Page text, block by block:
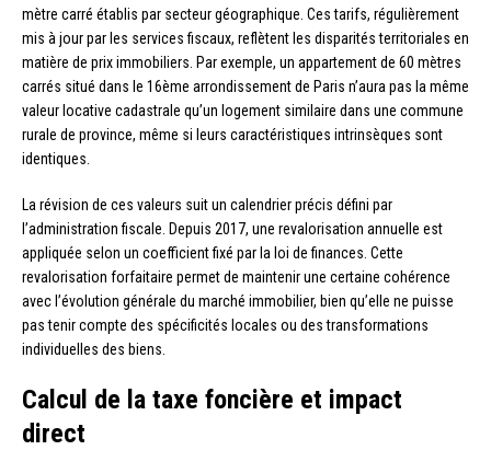
mètre carré établis par secteur géographique. Ces tarifs, régulièrement
mis à jour par les services fiscaux, reflètent les disparités territoriales en
matière de prix immobiliers. Par exemple, un appartement de 60 mètres
carrés situé dans le 16ème arrondissement de Paris n’aura pas la même
valeur locative cadastrale qu’un logement similaire dans une commune
rurale de province, même si leurs caractéristiques intrinsèques sont
identiques.
La révision de ces valeurs suit un calendrier précis défini par
l’administration fiscale. Depuis 2017, une revalorisation annuelle est
appliquée selon un coefficient fixé par la loi de finances. Cette
revalorisation forfaitaire permet de maintenir une certaine cohérence
avec l’évolution générale du marché immobilier, bien qu’elle ne puisse
pas tenir compte des spécificités locales ou des transformations
individuelles des biens.
Calcul de la taxe foncière et impact
direct